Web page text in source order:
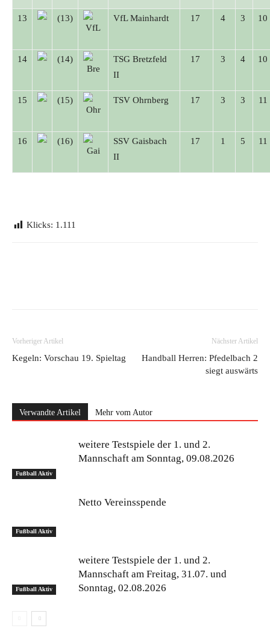
13 (13) VfL Mainhardt 17 4 3 10
14 (14)
TSG Bretzfeld
II
17 3 4 10
15 (15) TSV Ohrnberg 17 3 3 11
16 (16)
SSV Gaisbach
II
17 1 5 11
Klicks: 1.111
Vorheriger Artikel
Kegeln: Vorschau 19. Spieltag
Nächster Artikel
Handball Herren: Pfedelbach 2
siegt auswärts
Verwandte Artikel Mehr vom Autor
Fußball Aktiv
weitere Testspiele der 1. und 2.
Mannschaft am Sonntag, 09.08.2026
Fußball Aktiv
Netto Vereinsspende
Fußball Aktiv
weitere Testspiele der 1. und 2.
Mannschaft am Freitag, 31.07. und
Sonntag, 02.08.2026